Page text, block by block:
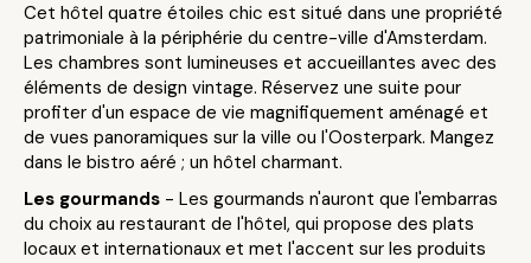
Cet hôtel quatre étoiles chic est situé dans une propriété
patrimoniale à la périphérie du centre-ville d'Amsterdam.
Les chambres sont lumineuses et accueillantes avec des
éléments de design vintage. Réservez une suite pour
profiter d'un espace de vie magnifiquement aménagé et
de vues panoramiques sur la ville ou l'Oosterpark. Mangez
dans le bistro aéré ; un hôtel charmant.
Les gourmands - Les gourmands n'auront que l'embarras
du choix au restaurant de l'hôtel, qui propose des plats
locaux et internationaux et met l'accent sur les produits